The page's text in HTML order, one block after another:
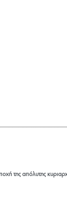
της απόλυτης